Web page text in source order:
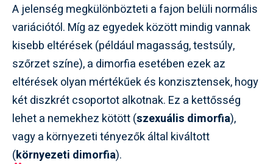
A jelenség megkülönbözteti a fajon belüli normális
variációtól. Míg az egyedek között mindig vannak
kisebb eltérések (például magasság, testsúly,
szőrzet színe), a dimorfia esetében ezek az
eltérések olyan mértékűek és konzisztensek, hogy
két diszkrét csoportot alkotnak. Ez a kettősség
lehet a nemekhez kötött (szexuális dimorfia),
vagy a környezeti tényezők által kiváltott
(környezeti dimorfia).